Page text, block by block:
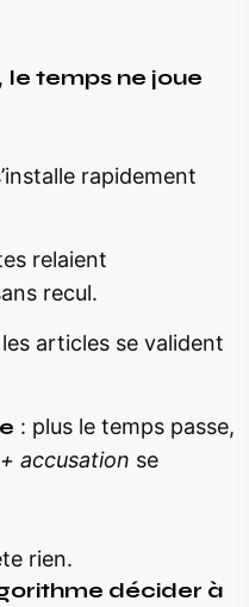
le temps ne joue
rapidement
relaient
recul.
articles se valident
: plus le temps passe,
accusation se
rien.
décider à